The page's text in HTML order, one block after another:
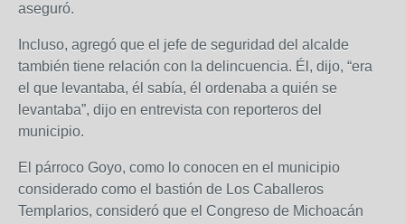
aseguró.
Incluso, agregó que el jefe de seguridad del alcalde
también tiene relación con la delincuencia. Él, dijo, “era
el que levantaba, él sabía, él ordenaba a quién se
levantaba”, dijo en entrevista con reporteros del
municipio.
El párroco Goyo, como lo conocen en el municipio
considerado como el bastión de Los Caballeros
Templarios, consideró que el Congreso de Michoacán